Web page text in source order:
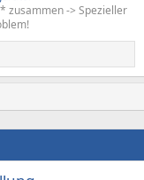
zusammen -> Spezieller